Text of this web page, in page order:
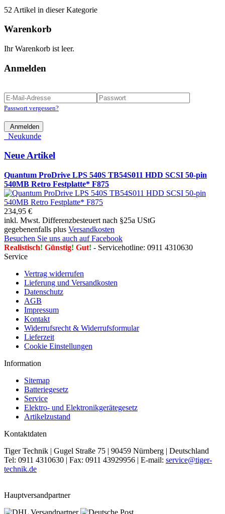
52 Artikel in dieser Kategorie
Warenkorb
Ihr Warenkorb ist leer.
Anmelden
Passwort vergessen?
Anmelden
Neukunde
Neue Artikel
Quantum ProDrive LPS 540S TB54S011 HDD SCSI 50-pin
540MB Retro Festplatte* F875
234,95 €
inkl. Mwst. Differenzbesteuert nach §25a UStG
gegebenenfalls plus Versandkosten
Besuchen Sie uns auch auf Facebook
Realistisch! Günstig! Gut! - Servicehotline: 0911 4310630
Service
Vertrag widerrufen
Lieferung und Versandkosten
Datenschutz
AGB
Impressum
Kontakt
Widerrufsrecht & Widerrufsformular
Lieferzeit
Cookie Einstellungen
Information
Sitemap
Batteriegesetz
Service
Elektro- und Elektronikgerätegesetz
Artikelzustand
Kontaktdaten
Tiger Technik | Gugel Straße 75 | 90459 Nürnberg | Deutschland
Tel: 0911 4310630 | Fax: 0911 43929956 | E-mail: service@tiger-
technik.de
Hauptversandpartner